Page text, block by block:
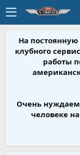
На
клубного
работы
Очень
человеке